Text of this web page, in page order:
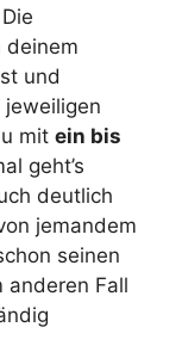
Die
deinem
und
mit ein bis
geht’s
deutlich
jemandem
seinen
anderen Fall